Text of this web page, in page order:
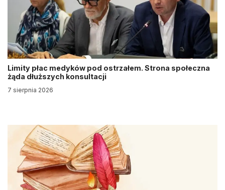
Limity płac medyków pod ostrzałem. Strona społeczna
żąda dłuższych konsultacji
7 sierpnia 2026